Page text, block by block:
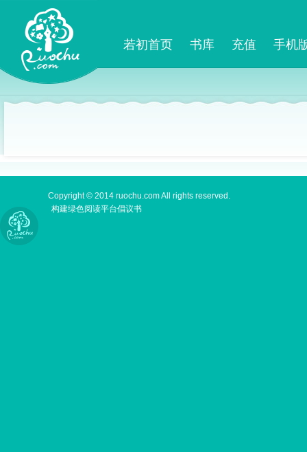
若初首页 书库 充值 手机
Copyright © 2014 ruochu.com All rights reserved.
构建绿色阅读平台倡议书